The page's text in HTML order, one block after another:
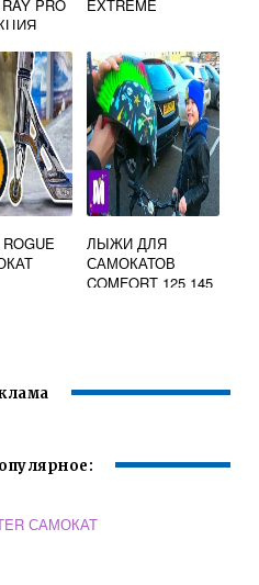
PRO
EXTREME
ЛЫЖИ ДЛЯ
САМОКАТОВ
COMFORT 125 145
САМОКАТ